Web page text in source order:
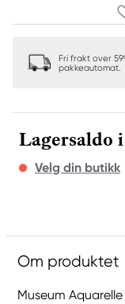
Fri frakt over
pakkeautomat.
Lagersaldo
Velg din butikk
Om produktet
Museum